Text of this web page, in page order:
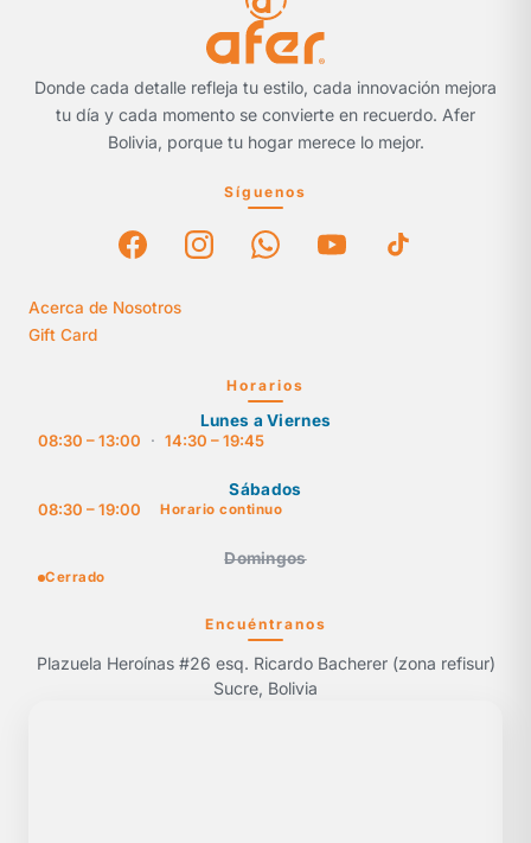
Donde cada detalle refleja tu estilo, cada innovación mejora
tu día y cada momento se convierte en recuerdo. Afer
Bolivia, porque tu hogar merece lo mejor.
Síguenos
Acerca de Nosotros
Gift Card
Horarios
Lunes a Viernes
08:30 – 13:00
· 14:30 – 19:45
Sábados
08:30 – 19:00
Horario continuo
Domingos
Cerrado
Encuéntranos
Plazuela Heroínas #26 esq. Ricardo Bacherer (zona refisur)
Sucre, Bolivia